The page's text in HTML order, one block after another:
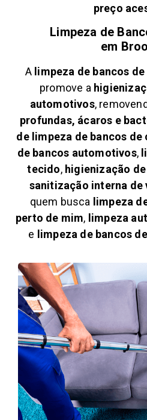
preço
Limpeza de
em
A limpeza de bancos
promove a
automotivos,
profundas, ácaros e
de limpeza de bancos de
de bancos automotivos,
tecido, higienização
sanitização interna de
quem busca limpeza
perto de mim, limpeza
e limpeza de bancos